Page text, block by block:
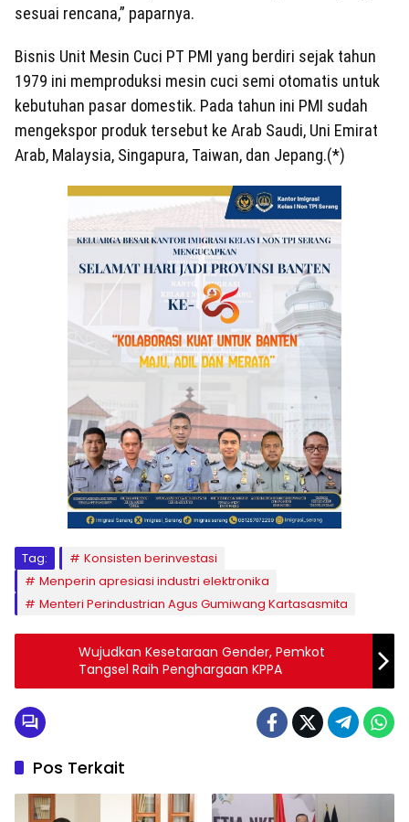
sesuai rencana,” paparnya.
Bisnis Unit Mesin Cuci PT PMI yang berdiri sejak tahun
1979 ini memproduksi mesin cuci semi otomatis untuk
kebutuhan pasar domestik. Pada tahun ini PMI sudah
mengekspor produk tersebut ke Arab Saudi, Uni Emirat
Arab, Malaysia, Singapura, Taiwan, dan Jepang.(*)
Tag:
Konsisten berinvestasi
Menperin apresiasi industri elektronika
Menteri Perindustrian Agus Gumiwang Kartasasmita
Wujudkan Kesetaraan Gender, Pemkot
Tangsel Raih Penghargaan KPPA
Pos Terkait